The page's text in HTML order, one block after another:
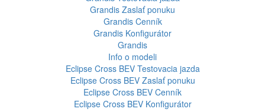
Grandis Zaslať ponuku
Grandis Cenník
Grandis Konfigurátor
Grandis
Info o modeli
Eclipse Cross BEV Testovacia jazda
Eclipse Cross BEV Zaslať ponuku
Eclipse Cross BEV Cenník
Eclipse Cross BEV Konfigurátor